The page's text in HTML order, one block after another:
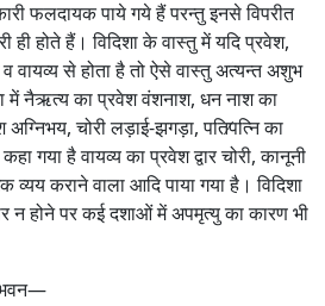
फलदायक पाये गये हैं परन्तु इनसे विपरीत
ही होते हैं। विदिशा के वास्तु में यदि प्रवेश,
से होता है तो ऐसे वास्तु अत्यन्त अशुभ
में नैऋत्य का प्रवेश वंशनाश, धन नाश का
चोरी लड़ाई-झगड़ा, पति∕पत्नि का
गया है वायव्य का प्रवेश द्वार चोरी, कानूनी
कराने वाला आदि पाया गया है। विदिशा
न होने पर कई दशाओं में अपमृत्यु का कारण भी
भवन—